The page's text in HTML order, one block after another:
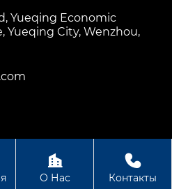
Yueqing Economic
Yueqing City, Wenzhou,
Zhikong Technology

О Нас

Контакты